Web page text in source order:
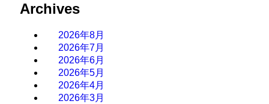
Archives
2026年8月
2026年7月
2026年6月
2026年5月
2026年4月
2026年3月